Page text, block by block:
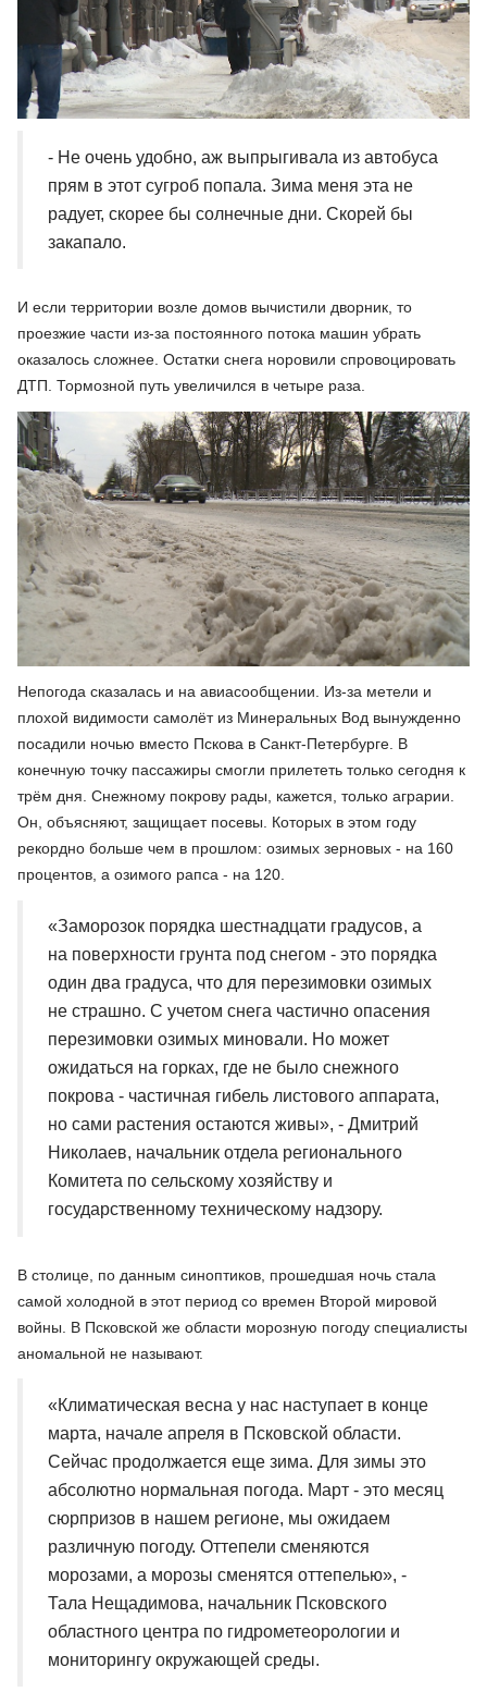
- Не очень удобно, аж выпрыгивала из автобуса
прям в этот сугроб попала. Зима меня эта не
радует, скорее бы солнечные дни. Скорей бы
закапало.
И если территории возле домов вычистили дворник, то
проезжие части из-за постоянного потока машин убрать
оказалось сложнее. Остатки снега норовили спровоцировать
ДТП. Тормозной путь увеличился в четыре раза.
Непогода сказалась и на авиасообщении. Из-за метели и
плохой видимости самолёт из Минеральных Вод вынужденно
посадили ночью вместо Пскова в Санкт-Петербурге. В
конечную точку пассажиры смогли прилететь только сегодня к
трём дня. Снежному покрову рады, кажется, только аграрии.
Он, объясняют, защищает посевы. Которых в этом году
рекордно больше чем в прошлом: озимых зерновых - на 160
процентов, а озимого рапса - на 120.
«Заморозок порядка шестнадцати градусов, а
на поверхности грунта под снегом - это порядка
один два градуса, что для перезимовки озимых
не страшно. С учетом снега частично опасения
перезимовки озимых миновали. Но может
ожидаться на горках, где не было снежного
покрова - частичная гибель листового аппарата,
но сами растения остаются живы», - Дмитрий
Николаев, начальник отдела регионального
Комитета по сельскому хозяйству и
государственному техническому надзору.
В столице, по данным синоптиков, прошедшая ночь стала
самой холодной в этот период со времен Второй мировой
войны. В Псковской же области морозную погоду специалисты
аномальной не называют.
«Климатическая весна у нас наступает в конце
марта, начале апреля в Псковской области.
Сейчас продолжается еще зима. Для зимы это
абсолютно нормальная погода. Март - это месяц
сюрпризов в нашем регионе, мы ожидаем
различную погоду. Оттепели сменяются
морозами, а морозы сменятся оттепелью», -
Тала Нещадимова, начальник Псковского
областного центра по гидрометеорологии и
мониторингу окружающей среды.